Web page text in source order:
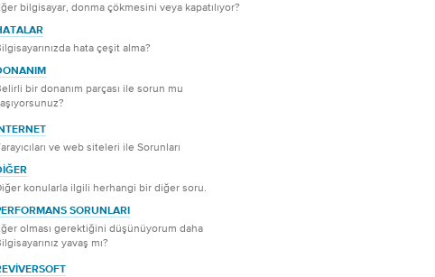
bilgisayar, donma çökmesini veya kapatılıyor?
hata çeşit alma?
bir donanım parçası ile sorun mu
INTERNET
ve web siteleri ile Sorunları
konularla ilgili herhangi bir diğer soru.
SORUNLARI
olması gerektiğini düşünüyorum daha
yavaş mı?